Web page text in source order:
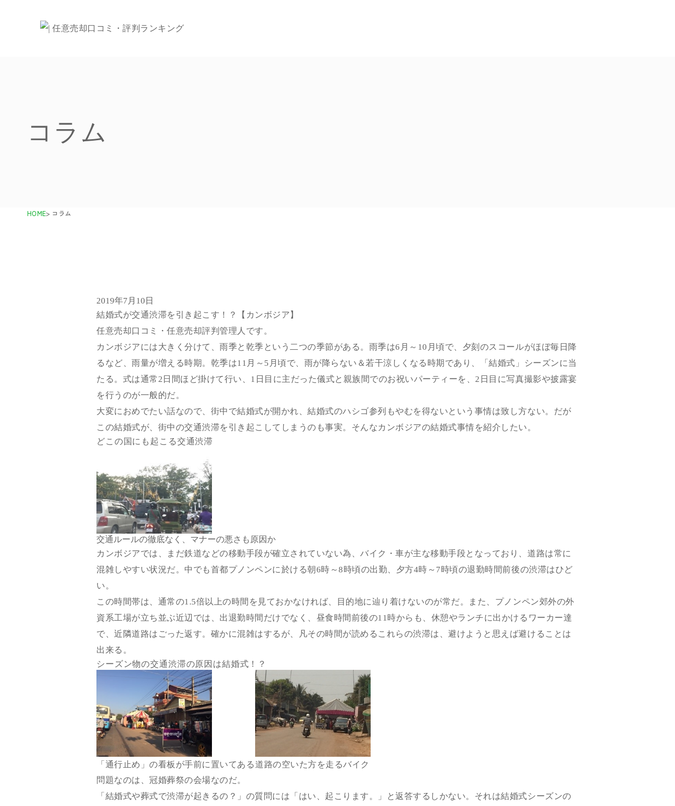
コラム
HOME> コラム
2019年7月10日
結婚式が交通渋滞を引き起こす！？【カンボジア】
任意売却口コミ・任意売却評判管理人です。
カンボジアには大きく分けて、雨季と乾季という二つの季節がある。雨季は6月～10月頃で、夕刻のスコールがほぼ毎日降
るなど、雨量が増える時期。乾季は11月～5月頃で、雨が降らない＆若干涼しくなる時期であり、「結婚式」シーズンに当
たる。式は通常2日間ほど掛けて行い、1日目に主だった儀式と親族間でのお祝いパーティーを、2日目に写真撮影や披露宴
を行うのが一般的だ。
大変におめでたい話なので、街中で結婚式が開かれ、結婚式のハシゴ参列もやむを得ないという事情は致し方ない。だが
この結婚式が、街中の交通渋滞を引き起こしてしまうのも事実。そんなカンボジアの結婚式事情を紹介したい。
どこの国にも起こる交通渋滞
交通ルールの徹底なく、マナーの悪さも原因か
カンボジアでは、まだ鉄道などの移動手段が確立されていない為、バイク・車が主な移動手段となっており、道路は常に
混雑しやすい状況だ。中でも首都プノンペンに於ける朝6時～8時頃の出勤、夕方4時～7時頃の退勤時間前後の渋滞はひど
い。
この時間帯は、通常の1.5倍以上の時間を見ておかなければ、目的地に辿り着けないのが常だ。また、プノンペン郊外の外
資系工場が立ち並ぶ近辺では、出退勤時間だけでなく、昼食時間前後の11時からも、休憩やランチに出かけるワーカー達
で、近隣道路はごった返す。確かに混雑はするが、凡その時間が読めるこれらの渋滞は、避けようと思えば避けることは
出来る。
シーズン物の交通渋滞の原因は結婚式！？
「通行止め」の看板が手前に置いてある道路の空いた方を走るバイク
問題なのは、冠婚葬祭の会場なのだ。
「結婚式や葬式で渋滞が起きるの？」の質問には「はい、起こります。」と返答するしかない。それは結婚式シーズンの